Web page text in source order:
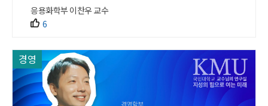
응용화학부 이찬우 교수
6
경영